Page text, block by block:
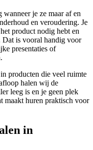
je ze maar af en
en veroudering. Je
product nodig hebt en
Dat is vooral handig voor
presentaties of
producten die veel ruimte
halen wij de
leeg is en je geen plek
maakt huren praktisch voor
in